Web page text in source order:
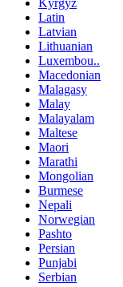
Kyrgyz
Latin
Latvian
Lithuanian
Luxembou..
Macedonian
Malagasy
Malay
Malayalam
Maltese
Maori
Marathi
Mongolian
Burmese
Nepali
Norwegian
Pashto
Persian
Punjabi
Serbian